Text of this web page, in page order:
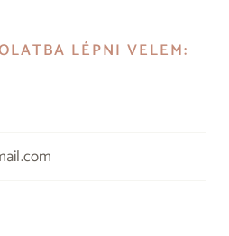
LÉPNI VELEM: